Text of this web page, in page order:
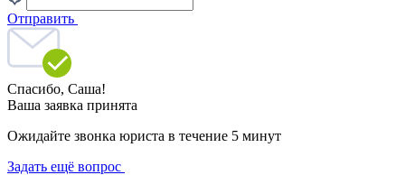
Отправить
Спасибо, Саша!
Ваша заявка принята
Ожидайте звонка юриста в течение 5 минут
Задать ещё вопрос